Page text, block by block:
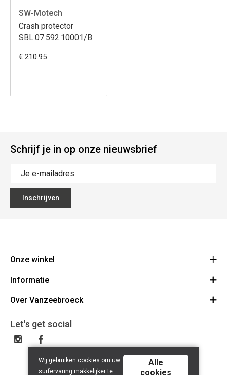
SW-Motech
Crash protector
SBL.07.592.10001/B
€ 210.95
Schrijf je in op onze nieuwsbrief
Inschrijven
Onze winkel
Vanzeebroeck Motors
1600 Sint-Pieters-Leeuw
023316022
BE0425198510
Informatie
Bestelling annuleren
Algemene voorwaarden
Disclaimer
Privacy policy
Over Vanzeebroeck
Cadeaubon
Verzenden & Retourneren
Let's get social
Wij gebruiken cookies om uw
surfervaring makkelijker te
Alle
cookies